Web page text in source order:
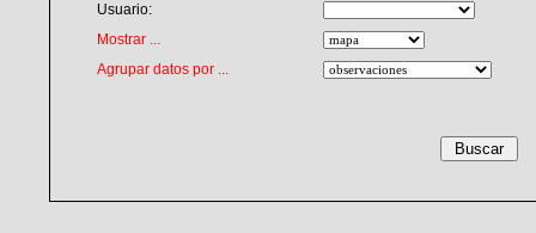
Usuario:
Mostrar ...
Agrupar datos por ...